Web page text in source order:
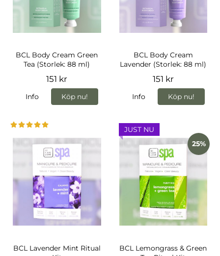
BCL Body Cream Green
Tea (Storlek: 88 ml)
151 kr
Info Köp nu!
BCL Body Cream
Lavender (Storlek: 88 ml)
151 kr
Info Köp nu!
BCL Lavender Mint Ritual
25%
JUST NU
BCL Lemongrass & Green